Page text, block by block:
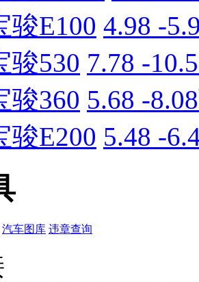
骏E100 4.98 -
骏530 7.78 -
骏360 5.68 -
骏E200 5.48 -
汽车图库 违章查询